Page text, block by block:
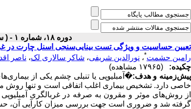
دوره ۱۸، شماره ۱ - ( سال هیجدهم شماره ۱ بهار ۱۳۸۶ )
تعیین حساسیت و ویژگی تست بینایی‌سنجی اسنل چارت در غربالگری
رامین حشمت*، نورالدین شریفی، شاکر سالاری لک، ناصر
چکیده:
(۱۷۹۶۵ مشاهده)
پیش‌زمینه و هدف:� آمبلیوپی یا تنبلی چشم یکی از
خاصی دارد. تشخیص بیماری اغلب اتفاقی است و تنها روش
گرفته شد و ضروری است جهت بررسی میزان کارآیی آن،